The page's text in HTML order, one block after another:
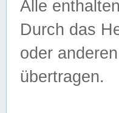
Alle
Durch das
oder
übertragen.